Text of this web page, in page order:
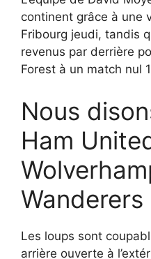
continent grâce à une
Fribourg jeudi, tandis
revenus par derrière
Forest à un match nul
Nous
Ham
Wanderers
Les loups sont
arrière ouverte à